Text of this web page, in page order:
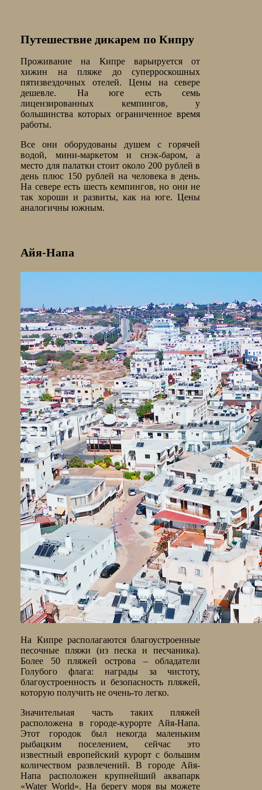
Путешествие дикарем по Кипру
Проживание на Кипре варьируется от
хижин на пляже до суперроскошных
пятизвездочных отелей. Цены на севере
дешевле. На юге есть семь
лицензированных кемпингов, у
большинства которых ограниченное время
работы.
Все они оборудованы душем с горячей
водой, мини-маркетом и снэк-баром, а
место для палатки стоит около 200 рублей в
день плюс 150 рублей на человека в день.
На севере есть шесть кемпингов, но они не
так хороши и развиты, как на юге. Цены
аналогичны южным.
Айя-Напа
На Кипре располагаются благоустроенные
песочные пляжи (из песка и песчаника).
Более 50 пляжей острова – обладатели
Голубого флага: награды за чистоту,
благоустроенность и безопасность пляжей,
которую получить не очень-то легко.
Значительная часть таких пляжей
расположена в городе-курорте Айя-Напа.
Этот городок был некогда маленьким
рыбацким поселением, сейчас это
известный европейский курорт с большим
количеством развлечений. В городе Айя-
Напа расположен крупнейший аквапарк
«Water World». На берегу моря вы можете